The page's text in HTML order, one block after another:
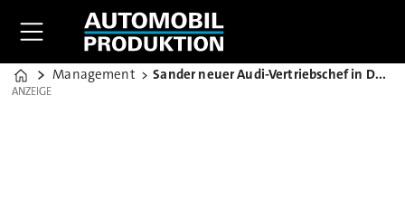
Home
Management Sander neuer Audi-Vertriebschef in Deutschland
ANZEIGE
ANZEIGE